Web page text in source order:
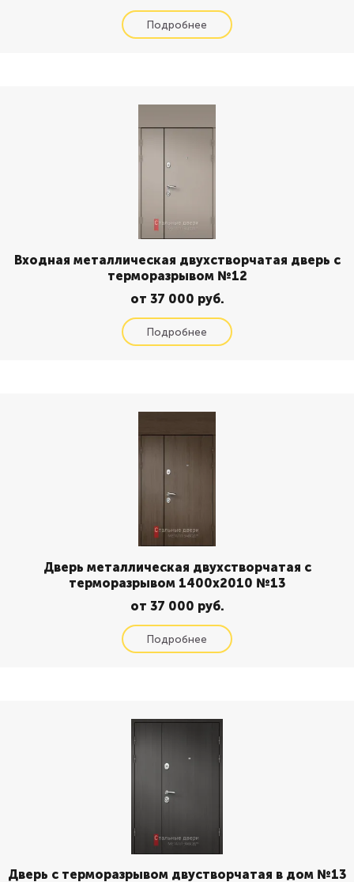
Входная металлическая двухстворчатая дверь с
терморазрывом №12
от 37 000 руб.
Дверь металлическая двухстворчатая с
терморазрывом 1400x2010 №13
от 37 000 руб.
Дверь с терморазрывом двустворчатая в дом №13